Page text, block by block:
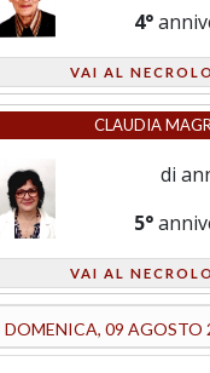
4°
VAI AL
CLAUDIA
di
5°
VAI AL
DOMENICA, 09 AGOSTO